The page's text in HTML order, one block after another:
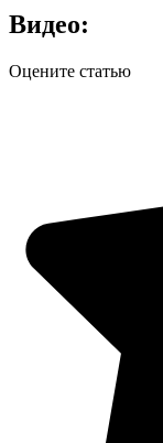
Видео:
Оцените статью